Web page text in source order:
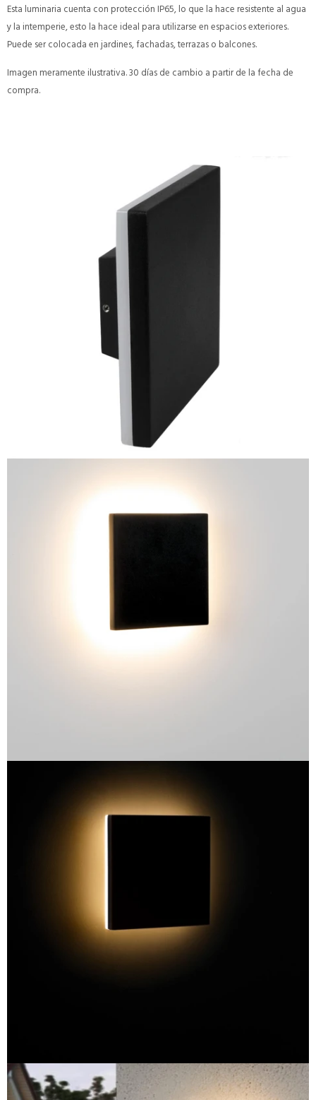
Esta luminaria cuenta con protección IP65, lo que la hace resistente al agua
y la intemperie, esto la hace ideal para utilizarse en espacios exteriores.
Puede ser colocada en jardines, fachadas, terrazas o balcones.
Imagen meramente ilustrativa. 30 días de cambio a partir de la fecha de
compra.